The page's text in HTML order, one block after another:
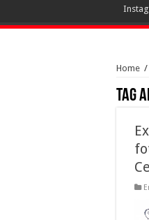
Home /
Tag